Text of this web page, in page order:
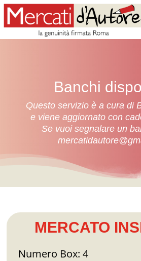
Banchi
Questo servizio è a cura di
e viene aggiornato con
Se vuoi segnalare un
MERCATO
Numero Box: 4